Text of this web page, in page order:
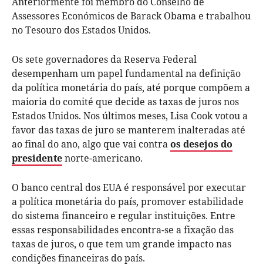
Assessores Económicos de Barack Obama e trabalhou
no Tesouro dos Estados Unidos.
Os sete governadores da Reserva Federal
desempenham um papel fundamental na definição
da política monetária do país, até porque compõem a
maioria do comité que decide as taxas de juros nos
Estados Unidos. Nos últimos meses, Lisa Cook votou a
favor das taxas de juro se manterem inalteradas até
ao final do ano, algo que vai contraos desejos do
presidentenorte-americano.
O banco central dos EUA é responsável por executar
a política monetária do país, promover estabilidade
do sistema financeiro e regular instituições. Entre
essas responsabilidades encontra-se a fixação das
taxas de juros, o que tem um grande impacto nas
condições financeiras do país.